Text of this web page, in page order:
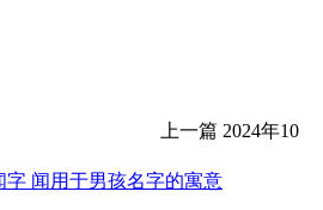
上一篇 2024年10
字 闻用于男孩名字的寓意